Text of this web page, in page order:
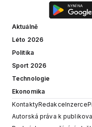
Aktuálně
Léto 2026
Politika
Sport 2026
Technologie
Ekonomika
KontaktyRedakceInzerce
Autorská práva k